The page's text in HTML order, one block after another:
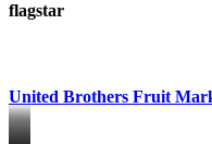
flagstar
United Brothers Fruit